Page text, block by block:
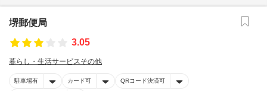
堺郵便局
3.05
暮らし・生活サービスその他
駐車場有 カード可 QRコード決済可